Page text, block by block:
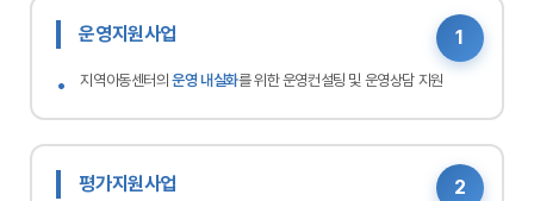
1
운영지원사업
지역아동센터의운영 내실화를 위한 운영컨설팅 및 운영상담 지원
2
평가지원사업